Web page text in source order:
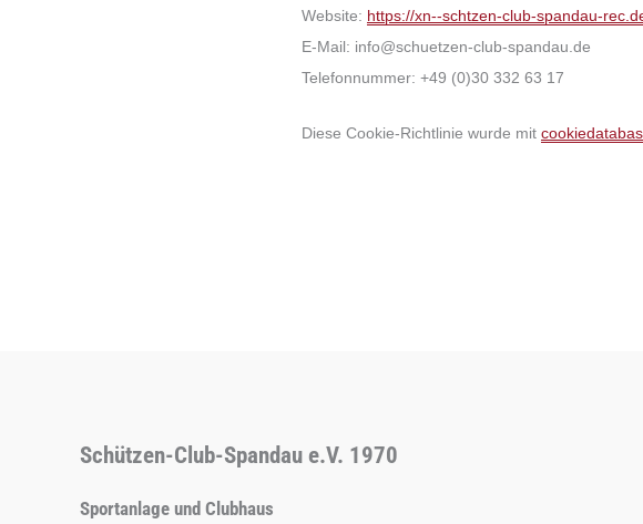
Website: https://xn--schtzen-club-spandau-
E-Mail: info@schuetzen-club-spandau.de
Telefonnummer: +49 (0)30 332 63 17
Diese Cookie-Richtlinie wurde mit
Schützen-Club-Spandau e.V. 1970
Sportanlage und Clubhaus